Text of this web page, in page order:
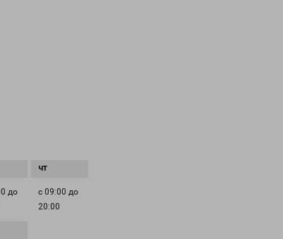
до
с 09:00 до
20:00